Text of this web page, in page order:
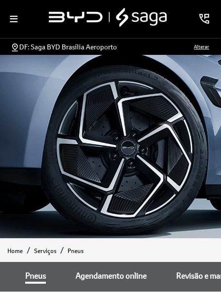
DF: Saga BYD Brasília Aeroporto Alterar
Home Serviços Pneus
Agendamento online Revisão e
Pneus